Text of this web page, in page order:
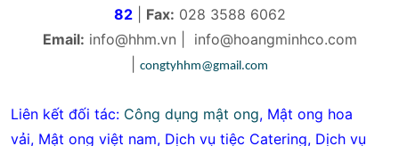
82| Fax: 028 3588 6062
Email: info@hhm.vn
info@hoangminhco.com
congtyhhm@gmail.com
Liên kết đối tác: Công dụng mật ong, Mật ong hoa
vải, Mật ong việt nam, Dịch vụ tiệc Catering, Dịch vụ